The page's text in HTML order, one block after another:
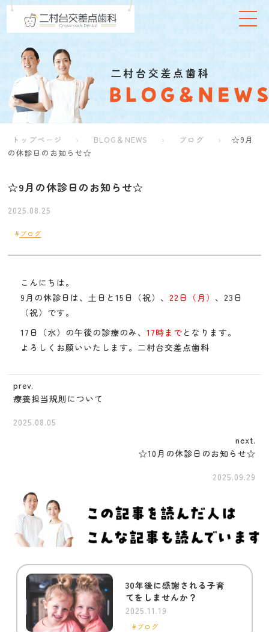
トップページ BLOG＆NEWS ブログ
☆9月
の休診日のお知らせ☆
☆9月の休診日のお知らせ☆
2025.08.25
ブログ
こんにちは。
9月の休診日は、土日と15日（祝）、22日（月） 、23日
（祝）です。
17日（水）の午後の診療のみ、17時まで となります。
よろしくお願いいたします。二村台交差点歯科
prev.
療養担当規則について
2025.08.05
next.
☆10月の休診日のお知らせ☆
2025.09.29
30年後に感謝される子育
てをしませんか？
2025.11.19
ブログ